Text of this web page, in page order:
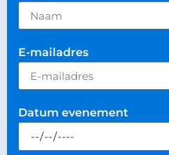
E-mailadres
Datum evenement